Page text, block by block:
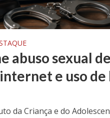
abuso sexual
e uso de
da Criança e do